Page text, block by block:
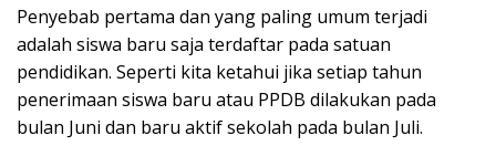
Penyebab pertama dan yang paling umum terjadi
adalah siswa baru saja terdaftar pada satuan
pendidikan. Seperti kita ketahui jika setiap tahun
penerimaan siswa baru atau PPDB dilakukan pada
bulan Juni dan baru aktif sekolah pada bulan Juli.